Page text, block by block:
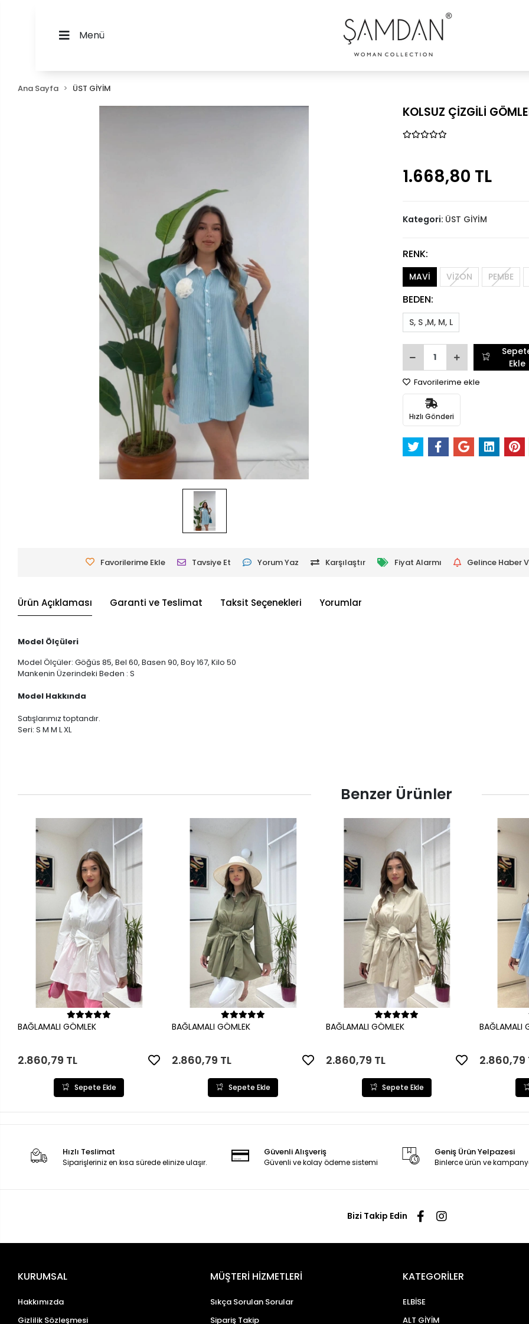
Menü
Ana Sayfa ÜST GİYİM
KOLSUZ ÇİZGİLİ
1.668,80 TL
Kategori: ÜST GİYİM
RENK:
MAVİ VİZON PEMBE
BEDEN:
S, S ,M, M, L
Ekle
Favorilerime ekle
Hızlı Gönderi
Favorilerime Ekle Tavsiye Et Yorum Yaz Karşılaştır Fiyat Alarmı Gelince Haber
Ürün Açıklaması Garanti ve Teslimat Taksit Seçenekleri Yorumlar
Model Ölçüleri
Model Ölçüler: Göğüs 85, Bel 60, Basen 90, Boy 167, Kilo 50
Mankenin Üzerindeki Beden : S
Model Hakkında
Satışlarımız toptandır.
Seri: S M M L XL
Benzer Ürünler
Sepete Ekle
BAĞLAMALI GÖMLEK
2.860,79 TL
Sepete Ekle
Sepete Ekle
BAĞLAMALI GÖMLEK
2.860,79 TL
Sepete Ekle
Sepete Ekle
BAĞLAMALI GÖMLEK
2.860,79 TL
Sepete Ekle
BAĞLAMALI
2.860,79
Hızlı Teslimat
Siparişleriniz en kısa sürede elinize ulaşır.
Güvenli Alışveriş
Güvenli ve kolay ödeme sistemi
Geniş Ürün Yelpazesi
Binlerce ürün ve
Bizi Takip Edin
KURUMSAL
Hakkımızda
Gizlilik Sözleşmesi
MÜŞTERİ HİZMETLERİ
Sıkça Sorulan Sorular
Sipariş Takip
KATEGORİLER
ELBİSE
ALT GİYİM